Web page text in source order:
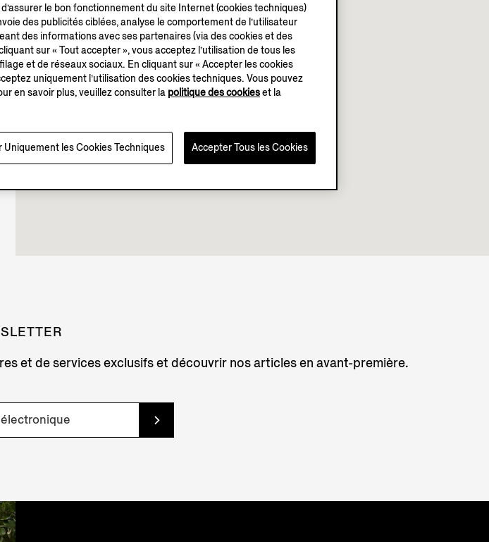
et de services exclusifs et découvrir nos articles en avant-première.
le bon fonctionnement du site Internet (cookies techniques)
des publicités ciblées, analyse le comportement de l’utilisateur
des informations avec ses partenaires (via des cookies et des
sur « Tout accepter », vous acceptez l’utilisation de tous les
et de réseaux sociaux. En cliquant sur « Accepter les cookies
uniquement l’utilisation des cookies techniques. Vous pouvez
en savoir plus, veuillez consulter la politique des cookieset la
Uniquement les Cookies Techniques Accepter Tous les Cookies